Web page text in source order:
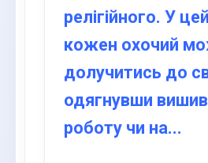
релігійного. У
кожен охочий
долучитись до
одягнувши
роботу чи на...